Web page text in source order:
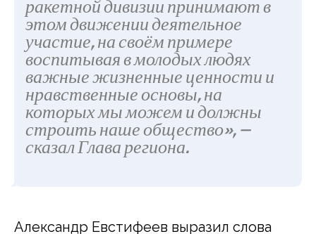
ракетной дивизии принимают в
этом движении деятельное
участие, на своём примере
воспитывая в молодых людях
важные жизненные ценности и
нравственные основы, на
которых мы можем и должны
строить наше общество», —
сказал Глава региона.
Александр Евстифеев выразил слова